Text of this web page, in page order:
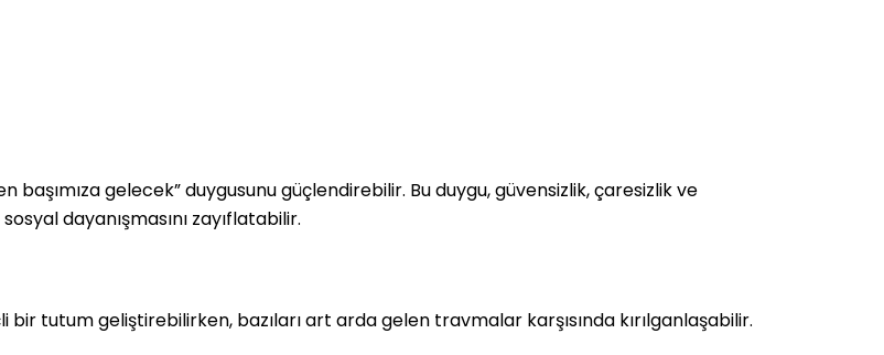
gelecek” duygusunu güçlendirebilir. Bu duygu, güvensizlik, çaresizlik ve
dayanışmasını zayıflatabilir.
tutum geliştirebilirken, bazıları art arda gelen travmalar karşısında kırılganlaşabilir.